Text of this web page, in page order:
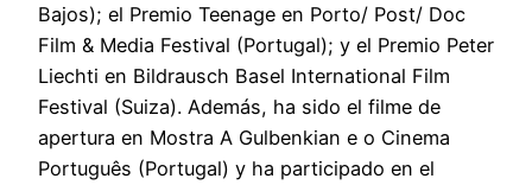
Bajos); el Premio Teenage en Porto/ Post/ Doc
Film & Media Festival (Portugal); y el Premio Peter
Liechti en Bildrausch Basel International Film
Festival (Suiza). Además, ha sido el filme de
apertura en Mostra A Gulbenkian e o Cinema
Português (Portugal) y ha participado en el